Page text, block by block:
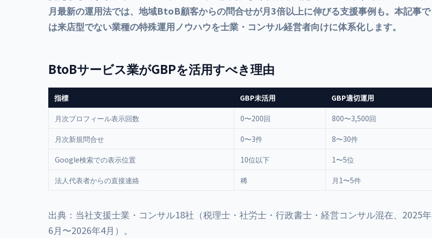
月最新の運用法では、地域BtoB顧客からの問合せが月3倍以上に伸びる支援事例も。本記事で
は来店型でない業種の特殊運用ノウハウを士業・コンサル経営者向けに体系化します。
BtoBサービス業がGBPを活用すべき理由
指標 GBP未活用 GBP適切運用
月次プロフィール表示回数 0〜200回 800〜3,500回
月次新規問合せ 0〜3件 8〜30件
Google検索での表示位置 10位以下 1〜5位
法人代表者からの直接連絡 稀 月1〜5件
出典：当社支援士業・コンサル18社（税理士・社労士・行政書士・経営コンサル混在、2025年
6月〜2026年4月）。